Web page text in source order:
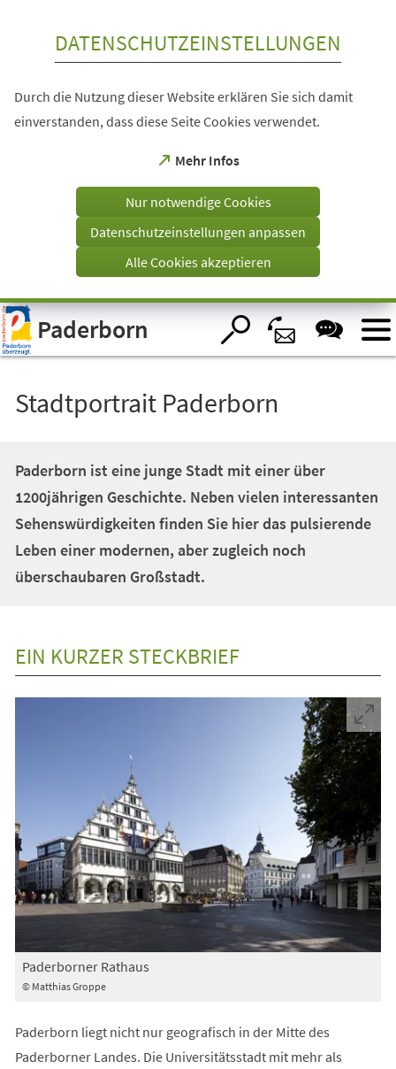
Visuelle
Assistenzsoftware
öffnen.
DATENSCHUTZEINSTELLUNGEN
Durch die Nutzung dieser Website erklären Sie sich damit
einverstanden, dass diese Seite Cookies verwendet.
Mehr Infos
(Öffnet
einem
Tab)
Nur notwendige Cookies
Datenschutzeinstellungen anpassen
Alle Cookies akzeptieren
Paderborn
Stadtportrait Paderborn
Paderborn ist eine junge Stadt mit einer über
1200jährigen Geschichte. Neben vielen interessanten
Sehenswürdigkeiten finden Sie hier das pulsierende
Leben einer modernen, aber zugleich noch
überschaubaren Großstadt.
EIN KURZER STECKBRIEF
© Matthias Groppe
Paderborner Rathaus
Paderborn liegt nicht nur geografisch in der Mitte des
Paderborner Landes. Die Universitätsstadt mit mehr als